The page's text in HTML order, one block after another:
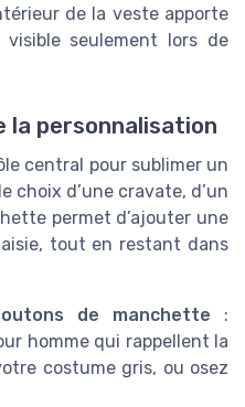
de la veste apporte
seulement lors de
la personnalisation
central pour sublimer un
choix d’une cravate, d’un
permet d’ajouter une
tout en restant dans
de manchette :
homme qui rappellent la
costume gris, ou osez